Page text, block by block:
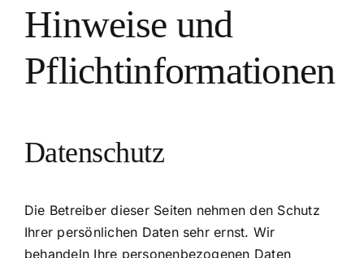
Hinweise und
Pflicht­informationen
Datenschutz
Die Betreiber dieser Seiten nehmen den Schutz
Ihrer persönlichen Daten sehr ernst. Wir
behandeln Ihre personenbezogenen Daten